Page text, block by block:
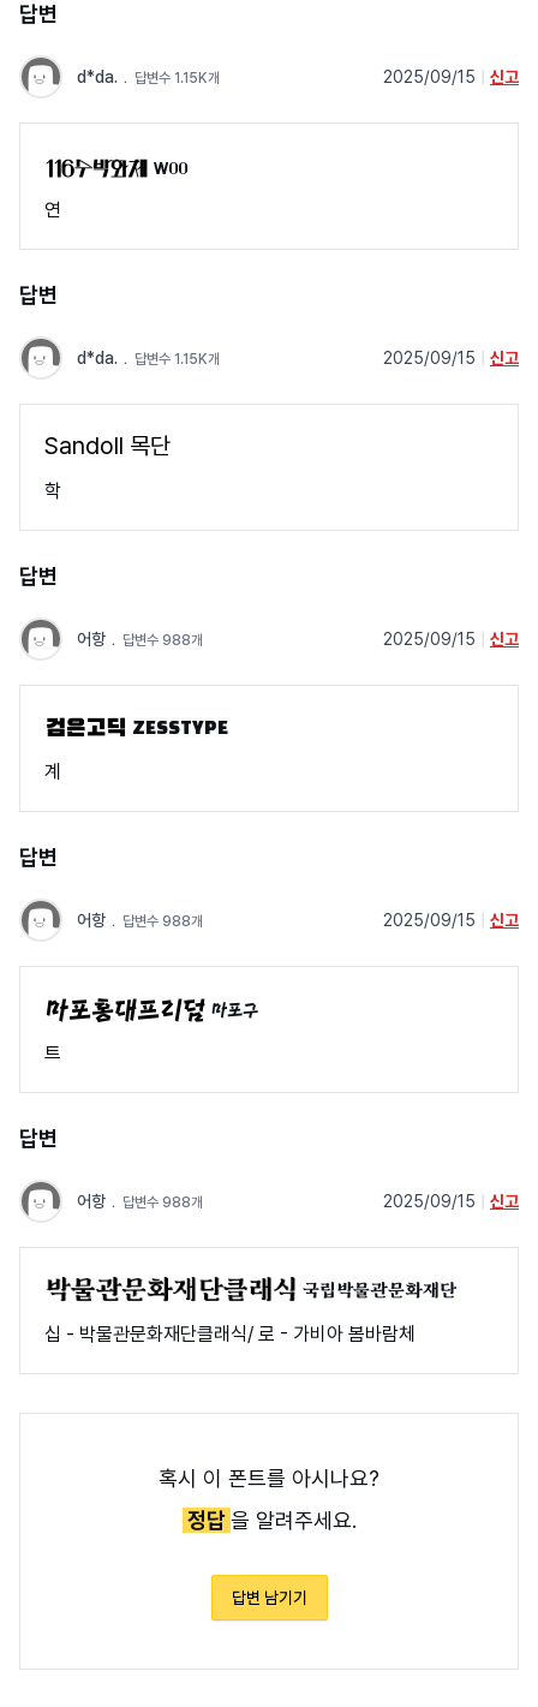
답변
d*da. ﹒ 답변수 1.15K개 2025/09/15 신고
WOO
연
답변
d*da. ﹒ 답변수 1.15K개 2025/09/15 신고
Sandoll 목단
학
답변
어항 ﹒ 답변수 988개 2025/09/15 신고
ZESSTYPE
계
답변
어항 ﹒ 답변수 988개 2025/09/15 신고
마포구
트
답변
어항 ﹒ 답변수 988개 2025/09/15 신고
국립박물관문화재단
십 - 박물관문화재단클래식/ 로 - 가비아 봄바람체
혹시 이 폰트를 아시나요?
정답을 알려주세요.
답변 남기기